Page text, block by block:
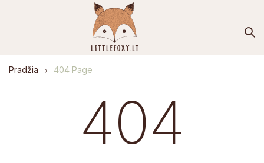
Pradžia 404 Page
404